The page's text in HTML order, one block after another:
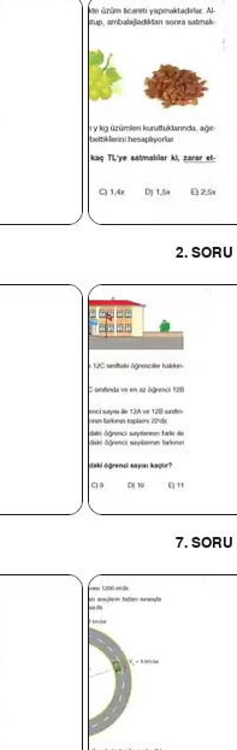
2. SORU
7. SORU